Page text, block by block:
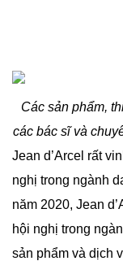
Các sản phẩm,
các bác sĩ và
Jean d’Arcel rất
nghị trong ngành
năm 2020, Jean
hội nghị trong
sản phẩm và dịch